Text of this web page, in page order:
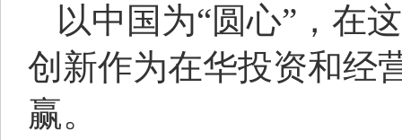
以中国为“圆心”，在
创新作为在华投资和经
赢。